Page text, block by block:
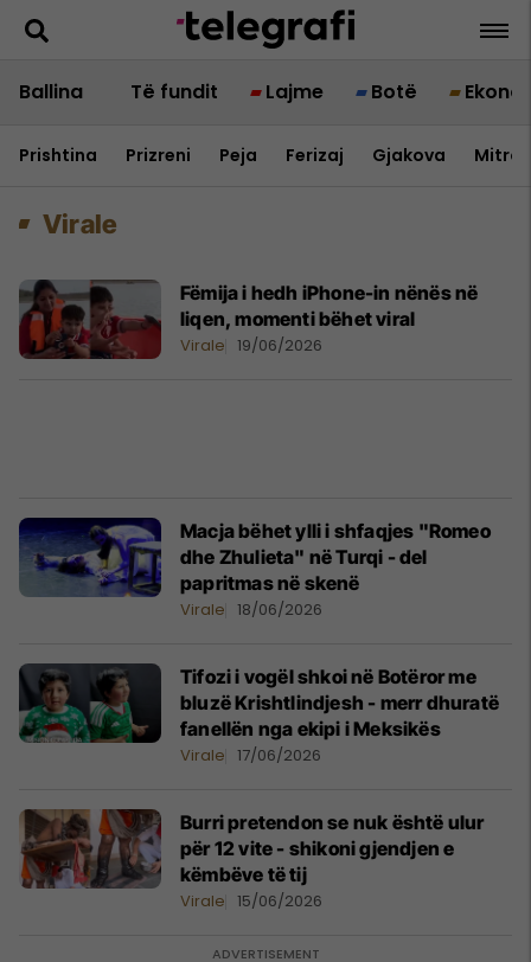
Ballina Të fundit Lajme Botë
Prishtina Prizreni Peja Ferizaj Gjakova
Virale
Fëmija i hedh iPhone-in nënës në
liqen, momenti bëhet viral
Virale 19/06/2026
Macja bëhet ylli i shfaqjes "Romeo
dhe Zhulieta" në Turqi - del
papritmas në skenë
Virale 18/06/2026
Tifozi i vogël shkoi në Botëror me
bluzë Krishtlindjesh - merr dhuratë
fanellën nga ekipi i Meksikës
Virale 17/06/2026
Burri pretendon se nuk është ulur
për 12 vite - shikoni gjendjen e
këmbëve të tij
Virale 15/06/2026